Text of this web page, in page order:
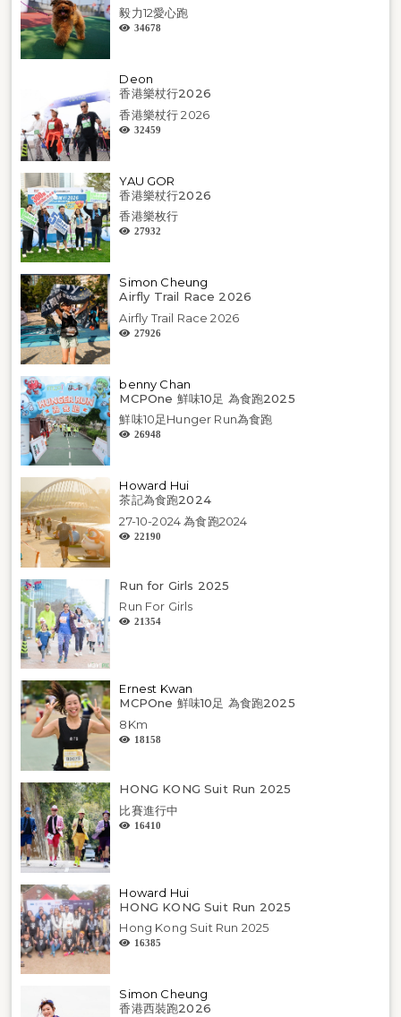
毅力12愛心跑
34678
Deon
香港樂杖行2026
香港樂杖行 2026
32459
YAU GOR
香港樂杖行2026
香港樂枚行
27932
Simon Cheung
Airfly Trail Race 2026
Airfly Trail Race 2026
27926
benny Chan
MCPOne 鮮味10足 為食跑2025
鮮味10足Hunger Run為食跑
26948
Howard Hui
茶記為食跑2024
27-10-2024 為食跑2024
22190
Run for Girls 2025
Run For Girls
21354
Ernest Kwan
MCPOne 鮮味10足 為食跑2025
8Km
18158
HONG KONG Suit Run 2025
比賽進行中
16410
Howard Hui
HONG KONG Suit Run 2025
Hong Kong Suit Run 2025
16385
Simon Cheung
香港西裝跑2026